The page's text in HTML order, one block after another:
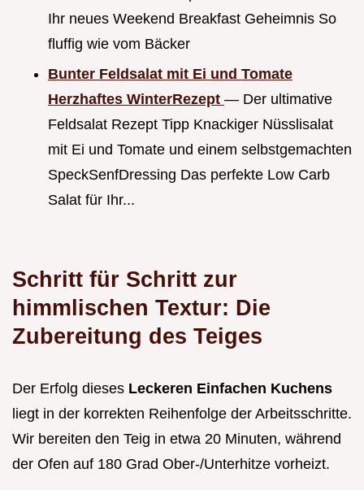
Ihr neues Weekend Breakfast Geheimnis So
fluffig wie vom Bäcker
Bunter Feldsalat mit Ei und Tomate
Herzhaftes WinterRezept — Der ultimative
Feldsalat Rezept Tipp Knackiger Nüsslisalat
mit Ei und Tomate und einem selbstgemachten
SpeckSenfDressing Das perfekte Low Carb
Salat für Ihr...
Schritt für Schritt zur
himmlischen Textur: Die
Zubereitung des Teiges
Der Erfolg dieses Leckeren Einfachen Kuchens
liegt in der korrekten Reihenfolge der Arbeitsschritte.
Wir bereiten den Teig in etwa 20 Minuten, während
der Ofen auf 180 Grad Ober-/Unterhitze vorheizt.